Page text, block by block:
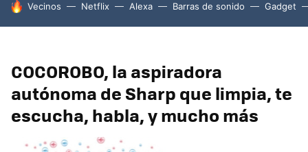
HOY SE HABLA DE
Vecinos Netflix Alexa Barras de sonido Gadget
COCOROBO, la aspiradora
autónoma de Sharp que limpia, te
escucha, habla, y mucho más